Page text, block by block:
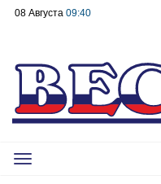
08 Августа 09:40
Toggle